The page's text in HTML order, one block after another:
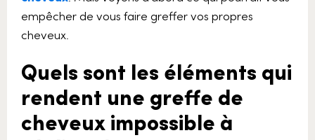
empêcher de vous faire greffer vos propres
cheveux.
Quels sont les éléments qui
rendent une greffe de
cheveux impossible à